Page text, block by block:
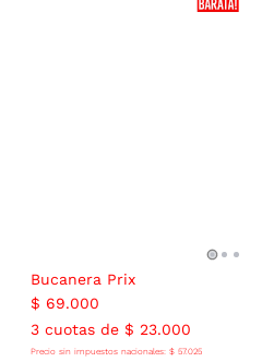
Bucanera Prix
$ 69.000
3cuotas de $ 23.000
Precio sin impuestos nacionales: $ 57.025